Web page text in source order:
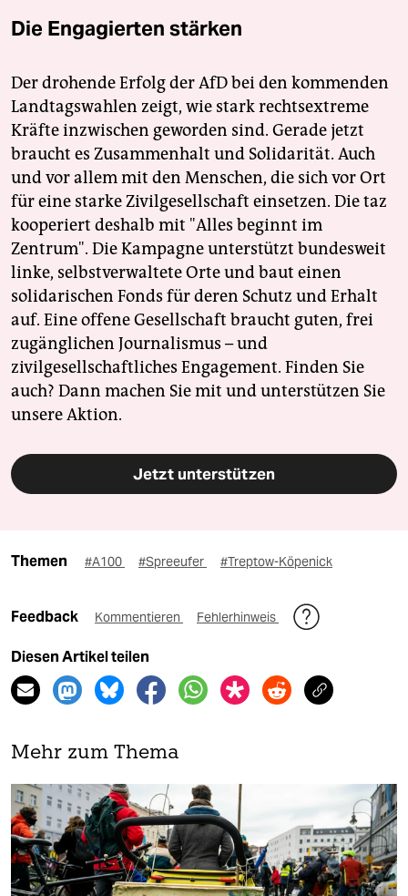
Die Engagierten stärken
Der drohende Erfolg der AfD bei den kommenden
Landtagswahlen zeigt, wie stark rechtsextreme
Kräfte inzwischen geworden sind. Gerade jetzt
braucht es Zusammenhalt und Solidarität. Auch
und vor allem mit den Menschen, die sich vor Ort
für eine starke Zivilgesellschaft einsetzen. Die taz
kooperiert deshalb mit "Alles beginnt im
Zentrum". Die Kampagne unterstützt bundesweit
linke, selbstverwaltete Orte und baut einen
solidarischen Fonds für deren Schutz und Erhalt
auf. Eine offene Gesellschaft braucht guten, frei
zugänglichen Journalismus – und
zivilgesellschaftliches Engagement. Finden Sie
auch? Dann machen Sie mit und unterstützen Sie
unsere Aktion.
Jetzt unterstützen
Themen #A100 #Spreeufer #Treptow-Köpenick
Feedback Kommentieren Fehlerhinweis
Diesen Artikel teilen
Mehr zum Thema